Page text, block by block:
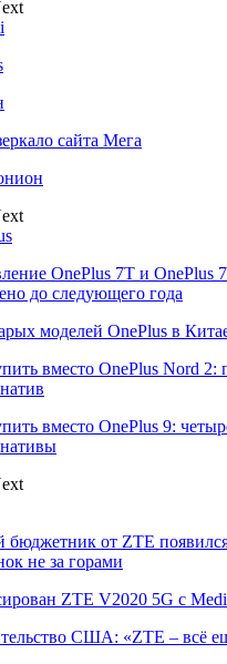
сайта Мега
OnePlus 7T и OnePlus
до следующего года
моделей OnePlus в
вместо OnePlus Nord 2:
вместо OnePlus 9:
бюджетник от ZTE
не за горами
ZTE V2020 5G с
США: «ZTE – всё